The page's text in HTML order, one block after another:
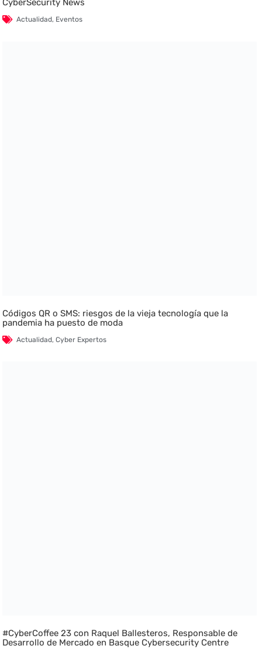
CyberSecurity News
Actualidad, Eventos
Códigos QR o SMS: riesgos de la vieja tecnología que la
pandemia ha puesto de moda
Actualidad,Cyber Expertos
#CyberCoffee 23 con Raquel Ballesteros, Responsable de
Desarrollo de Mercado en Basque Cybersecurity Centre